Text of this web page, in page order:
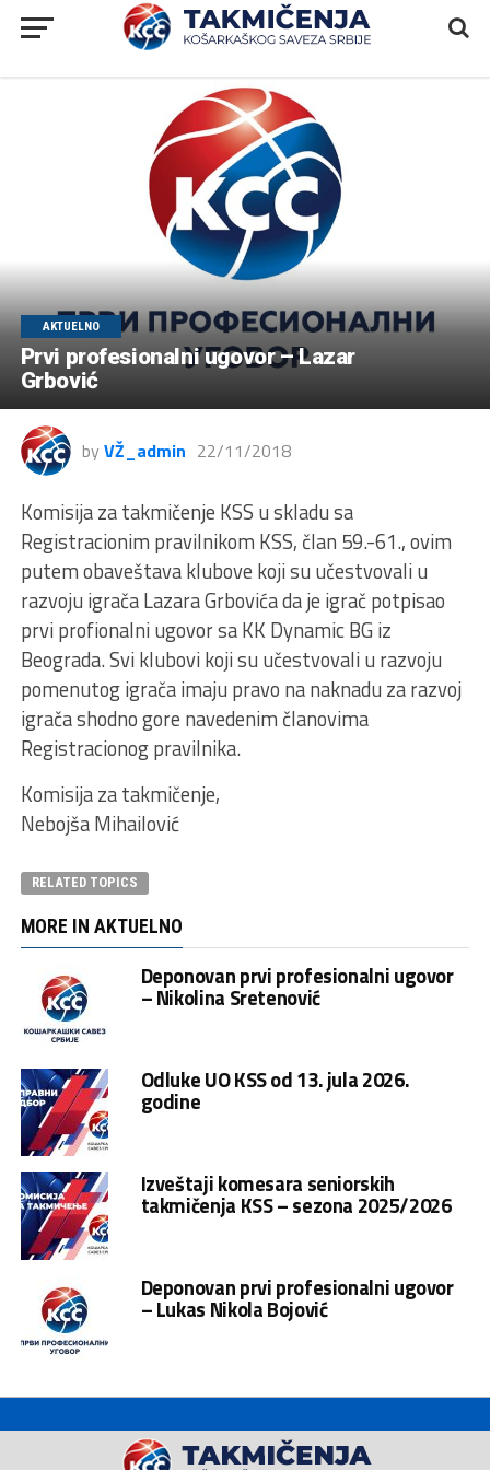
AKTUELNO
Prvi profesionalni ugovor – Lazar
Grbović
by VŽ_admin 22/11/2018
Komisija za takmičenje KSS u skladu sa
Registracionim pravilnikom KSS, član 59.-61., ovim
putem obaveštava klubove koji su učestvovali u
razvoju igrača Lazara Grbovića da je igrač potpisao
prvi profionalni ugovor sa KK Dynamic BG iz
Beograda. Svi klubovi koji su učestvovali u razvoju
pomenutog igrača imaju pravo na naknadu za razvoj
igrača shodno gore navedenim članovima
Registracionog pravilnika.
Komisija za takmičenje,
Nebojša Mihailović
RELATED TOPICS
MORE IN AKTUELNO
Deponovan prvi profesionalni ugovor
– Nikolina Sretenović
Odluke UO KSS od 13. jula 2026.
godine
Izveštaji komesara seniorskih
takmičenja KSS – sezona 2025/2026
Deponovan prvi profesionalni ugovor
– Lukas Nikola Bojović